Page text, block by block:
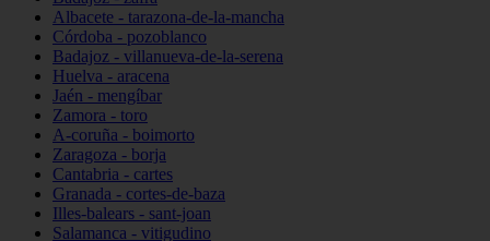
Albacete - tarazona-de-la-mancha
Córdoba - pozoblanco
Badajoz - villanueva-de-la-serena
Huelva - aracena
Jaén - mengíbar
Zamora - toro
A-coruña - boimorto
Zaragoza - borja
Cantabria - cartes
Granada - cortes-de-baza
Illes-balears - sant-joan
Salamanca - vitigudino